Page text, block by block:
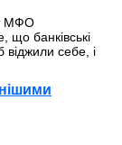
МФО
що банківські
віджили себе, і